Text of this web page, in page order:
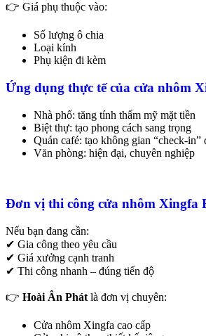
👉 Giá phụ thuộc vào:
Số lượng ô chia
Loại kính
Phụ kiện đi kèm
Ứng dụng thực tế của cửa nhôm
Nhà phố: tăng tính thẩm mỹ mặt tiền
Biệt thự: tạo phong cách sang trọng
Quán café: tạo không gian “check-in”
Văn phòng: hiện đại, chuyên nghiệp
Đơn vị thi công cửa nhôm Xingfa
Nếu bạn đang cần:
✔ Gia công theo yêu cầu
✔ Giá xưởng cạnh tranh
✔ Thi công nhanh – đúng tiến độ
👉 Hoài Ân Phát là đơn vị chuyên:
Cửa nhôm Xingfa cao cấp